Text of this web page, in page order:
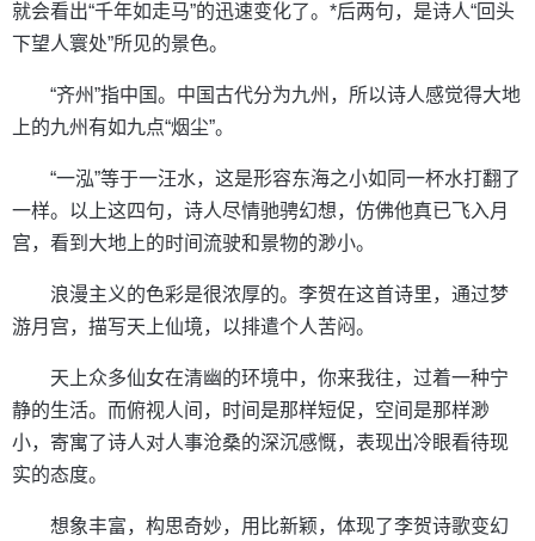
就会看出“千年如走马”的迅速变化了。*后两句，是诗人“回头
下望人寰处”所见的景色。
“齐州”指中国。中国古代分为九州，所以诗人感觉得大地
上的九州有如九点“烟尘”。
“一泓”等于一汪水，这是形容东海之小如同一杯水打翻了
一样。以上这四句，诗人尽情驰骋幻想，仿佛他真已飞入月
宫，看到大地上的时间流驶和景物的渺小。
浪漫主义的色彩是很浓厚的。李贺在这首诗里，通过梦
游月宫，描写天上仙境，以排遣个人苦闷。
天上众多仙女在清幽的环境中，你来我往，过着一种宁
静的生活。而俯视人间，时间是那样短促，空间是那样渺
小，寄寓了诗人对人事沧桑的深沉感慨，表现出冷眼看待现
实的态度。
想象丰富，构思奇妙，用比新颖，体现了李贺诗歌变幻